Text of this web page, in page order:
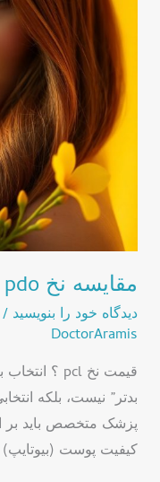
مقایسه نخ pdo ونخ pcl
دیدگاه‌ خود را بنویسید /
DoctorAramis
بدتر” نیست، بلکه
پزشک متخصص باید بر
کیفیت پوست (بیوتایپ)